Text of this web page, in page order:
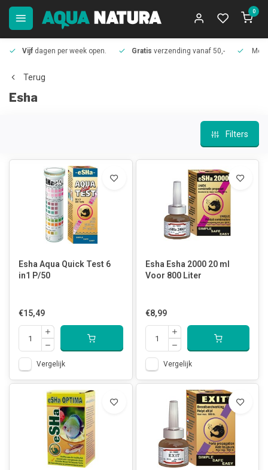
0
Vijf dagen per week open. Gratis verzending vanaf 50,-
Terug
Esha
Filters
Esha Aqua Quick Test 6
in1 P/50
€15,49
Vergelijk
Esha Esha 2000 20 ml
Voor 800 Liter
€8,99
Vergelijk